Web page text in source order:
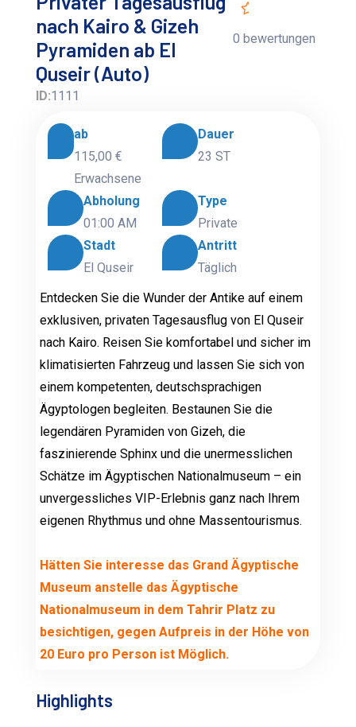
nach Kairo & Gizeh
Pyramiden ab El
Quseir (Auto)
ID:1111
0 bewertungen
ab
115,00 €
Erwachsene
Dauer
23 ST
Abholung
01:00 AM
Type
Private
Stadt
El Quseir
Antritt
Täglich
Entdecken Sie die Wunder der Antike auf einem
exklusiven, privaten Tagesausflug von El Quseir
nach Kairo. Reisen Sie komfortabel und sicher im
klimatisierten Fahrzeug und lassen Sie sich von
einem kompetenten, deutschsprachigen
Ägyptologen begleiten. Bestaunen Sie die
legendären Pyramiden von Gizeh, die
faszinierende Sphinx und die unermesslichen
Schätze im Ägyptischen Nationalmuseum – ein
unvergessliches VIP-Erlebnis ganz nach Ihrem
eigenen Rhythmus und ohne Massentourismus.
Hätten Sie interesse das Grand Ägyptische
Museum anstelle das Ägyptische
Nationalmuseum in dem Tahrir Platz zu
besichtigen, gegen Aufpreis in der Höhe von
20 Euro pro Person ist Möglich.
Highlights